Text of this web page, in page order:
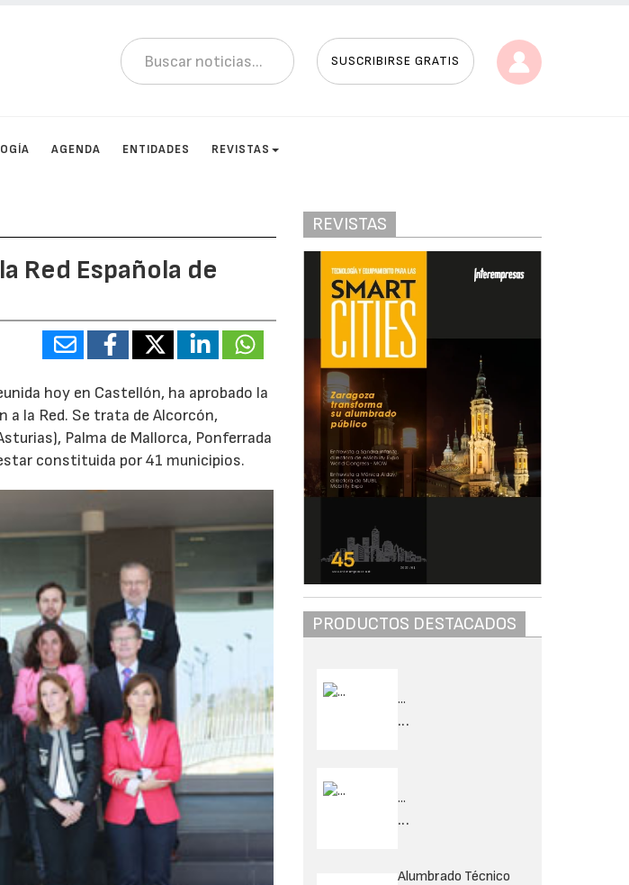
SUSCRIBIRSE GRATIS
AGENDA ENTIDADES REVISTAS
Red Española de
hoy en Castellón, ha aprobado la
la Red. Se trata de Alcorcón,
Palma de Mallorca, Ponferrada
constituida por 41 municipios.
REVISTAS
PRODUCTOS DESTACADOS
...
...
...
...
Alumbrado Técnico